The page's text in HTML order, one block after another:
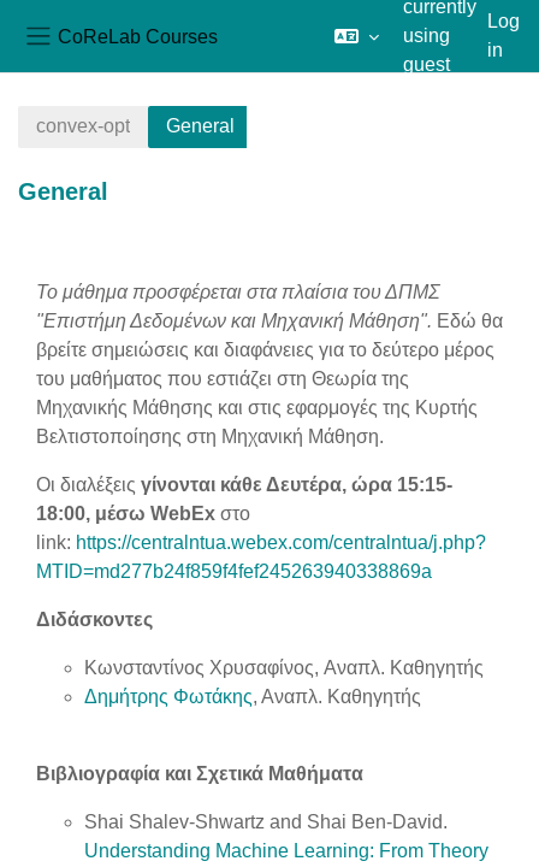
CoReLab Courses
currently
using
guest
Log
in
convex-opt General
General
Το μάθημα προσφέρεται στα πλαίσια του ΔΠΜΣ
"Επιστήμη Δεδομένων και Μηχανική Μάθηση". Εδώ θα
βρείτε σημειώσεις και διαφάνειες για το δεύτερο μέρος
του μαθήματος που εστιάζει στη Θεωρία της
Μηχανικής Μάθησης και στις εφαρμογές της Κυρτής
Βελτιστοποίησης στη Μηχανική Μάθηση.
Οι διαλέξεις γίνονται κάθε Δευτέρα, ώρα 15:15-
18:00, μέσω WebEx στο
link: https://centralntua.webex.com/centralntua/j.php?
MTID=md277b24f859f4fef245263940338869a
Διδάσκοντες
Κωνσταντίνος Χρυσαφίνος, Αναπλ. Καθηγητής
Δημήτρης Φωτάκης, Αναπλ. Καθηγητής
Βιβλιογραφία και Σχετικά Μαθήματα
Shai Shalev-Shwartz and Shai Ben-David.
Understanding Machine Learning: From Theory